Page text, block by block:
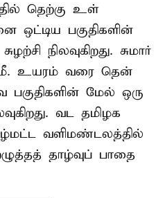
தெற்கு உள்
ஒட்டிய பகுதிகளின்
நிலவுகிறது. சுமார்
உயரம் வரை தென்
பகுதிகளின் மேல் ஒரு
வட தமிழக
வளிமண்டலத்தில்
தாழ்வுப் பாதை